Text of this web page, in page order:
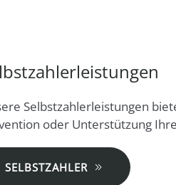
Selbstzahlerleistungen
oder Unterstützung
SELBSTZAHLER